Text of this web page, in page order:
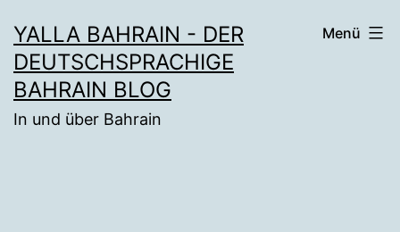
Inhalt
springen
YALLA BAHRAIN - DER
DEUTSCHSPRACHIGE
BAHRAIN BLOG
In und über Bahrain
Menü